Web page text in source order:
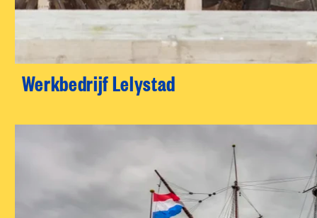
Werkbedrijf Lelystad